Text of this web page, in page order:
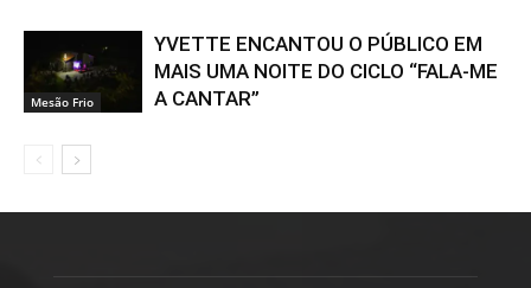
Mesão Frio
YVETTE ENCANTOU O PÚBLICO EM
MAIS UMA NOITE DO CICLO “FALA-ME
A CANTAR”